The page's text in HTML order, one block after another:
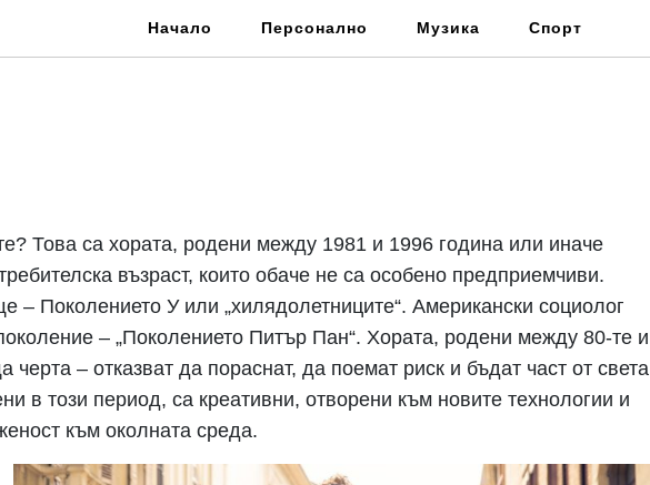
Начало Персонално Музика Спорт
Това са хората, родени между 1981 и 1996 година или иначе
възраст, които обаче не са особено предприемчиви.
– Поколението У или „хилядолетниците“. Американски социолог
– „Поколението Питър Пан“. Хората, родени между 80-те и
черта – отказват да пораснат, да поемат риск и бъдат част от света
в този период, са креативни, отворени към новите технологии и
към околната среда.